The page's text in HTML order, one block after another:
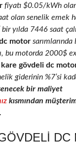
fiyatı $0.05/kWh
olan senelik emek
bir yılda 7446 saat
motor
bu motorda 2000$
kare gövdeli dc
giderinin %7’si
bir maliyet
kısmından
DC